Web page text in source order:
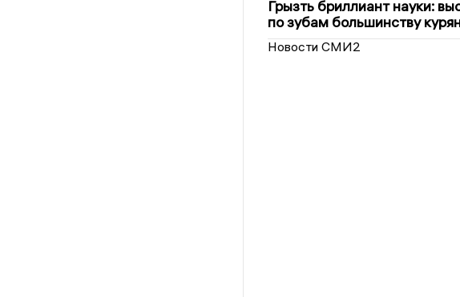
Грызть бриллиант науки:
по зубам большинству
Новости СМИ2